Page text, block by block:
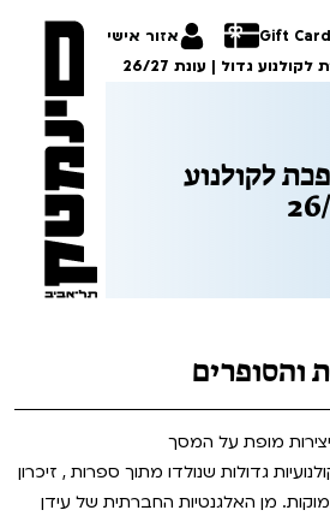
Gift Card אזור אישי
גדול | עונת 26/27
לקולנוע
והסופרים
מופת על המסך
גדולות שנולדו מתוך ספרות , זיכרון
מן האלגנטיות החברתית של עידן